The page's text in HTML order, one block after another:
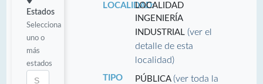
Estados
Selecciona
uno o
más
estados
LOCALIDAD:LOCALIDAD
INGENIERÍA
INDUSTRIAL(ver el
detalle de esta
localidad)
TIPO
PÚBLICA(ver toda la